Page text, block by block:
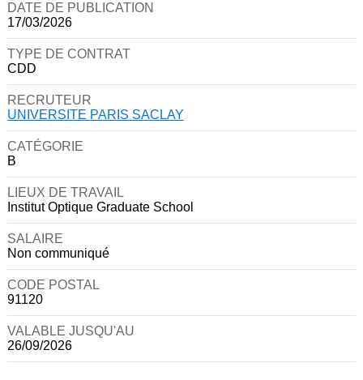
DATE DE PUBLICATION
17/03/2026
TYPE DE CONTRAT
CDD
RECRUTEUR
UNIVERSITE PARIS SACLAY
CATÉGORIE
B
LIEUX DE TRAVAIL
Institut Optique Graduate School
SALAIRE
Non communiqué
CODE POSTAL
91120
VALABLE JUSQU'AU
26/09/2026